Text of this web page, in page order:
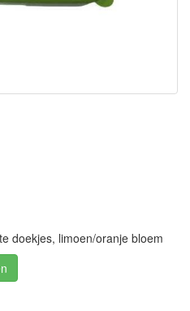
doekjes, limoen/oranje bloem